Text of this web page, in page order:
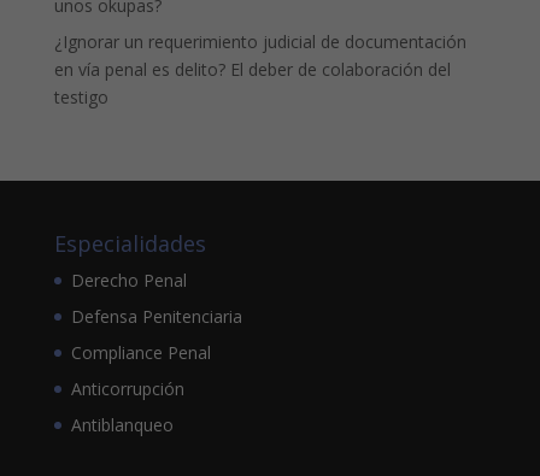
unos okupas?
¿Ignorar un requerimiento judicial de documentación
en vía penal es delito? El deber de colaboración del
testigo
Especialidades
Derecho Penal
Defensa Penitenciaria
Compliance Penal
Anticorrupción
Antiblanqueo